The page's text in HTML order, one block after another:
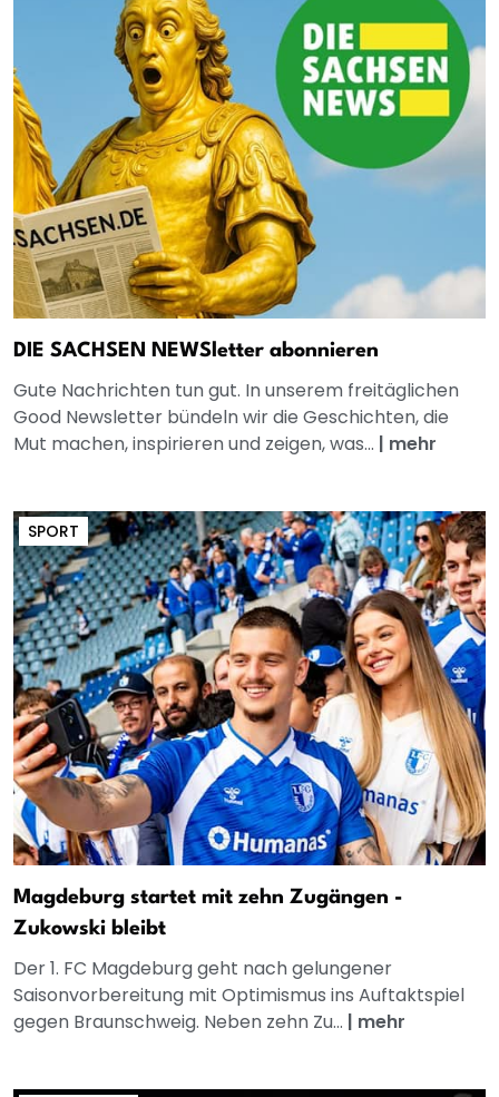
DIE SACHSEN NEWSletter abonnieren
Gute Nachrichten tun gut. In unserem freitäglichen
Good Newsletter bündeln wir die Geschichten, die
Mut machen, inspirieren und zeigen, was... | mehr
SPORT
Magdeburg startet mit zehn Zugängen -
Zukowski bleibt
Der 1. FC Magdeburg geht nach gelungener
Saisonvorbereitung mit Optimismus ins Auftaktspiel
gegen Braunschweig. Neben zehn Zu... | mehr